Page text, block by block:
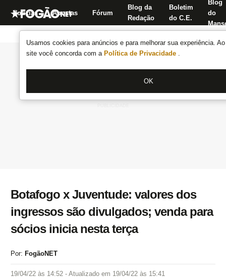
Usamos cookies para anúncios e para melhorar sua experiência.
site você concorda com a Política de Privacidade .
OK
Notícias Apostas Fórum
Blog da
Redação
Boletim
do C.E.
Blog
do
Botafogo x Juventude: valores dos
ingressos são divulgados; venda para
sócios inicia nesta terça
Por: FogãoNET
19/04/22 às 14:52 - Atualizado em 19/04/22 às 15:41